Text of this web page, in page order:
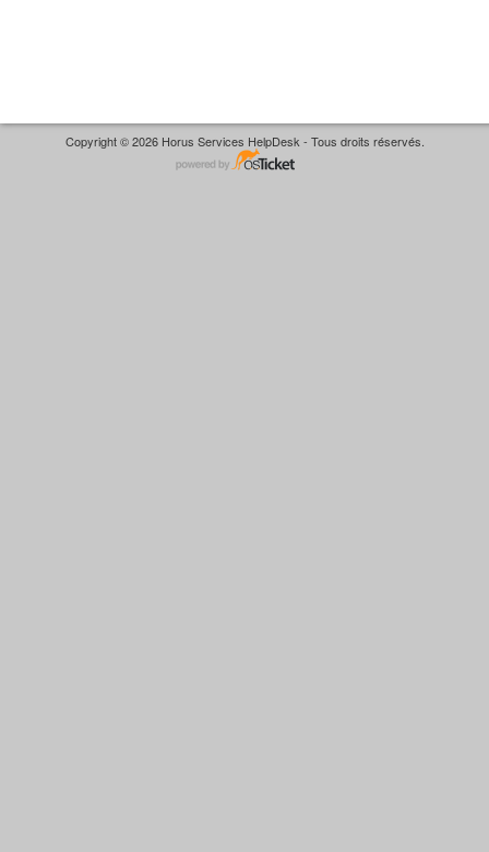
Copyright © 2026 Horus Services HelpDesk - Tous droits réservés.